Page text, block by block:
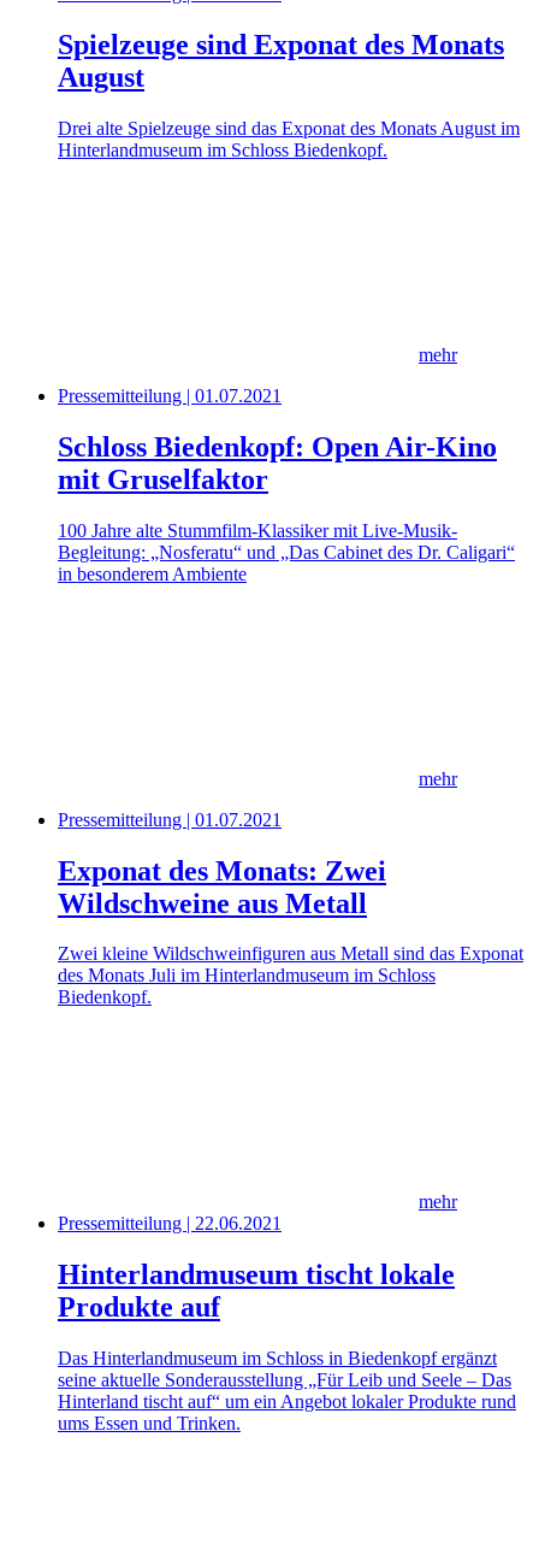
Spielzeuge sind Exponat des Monats
August
Drei alte Spielzeuge sind das Exponat des Monats August im
Hinterlandmuseum im Schloss Biedenkopf.
mehr
Pressemitteilung | 01.07.2021
Schloss Biedenkopf: Open Air-Kino
mit Gruselfaktor
100 Jahre alte Stummfilm-Klassiker mit Live-Musik-
Begleitung: „Nosferatu“ und „Das Cabinet des Dr. Caligari“
in besonderem Ambiente
mehr
Pressemitteilung | 01.07.2021
Exponat des Monats: Zwei
Wildschweine aus Metall
Zwei kleine Wildschweinfiguren aus Metall sind das Exponat
des Monats Juli im Hinterlandmuseum im Schloss
Biedenkopf.
mehr
Pressemitteilung | 22.06.2021
Hinterlandmuseum tischt lokale
Produkte auf
Das Hinterlandmuseum im Schloss in Biedenkopf ergänzt
seine aktuelle Sonderausstellung „Für Leib und Seele – Das
Hinterland tischt auf“ um ein Angebot lokaler Produkte rund
ums Essen und Trinken.